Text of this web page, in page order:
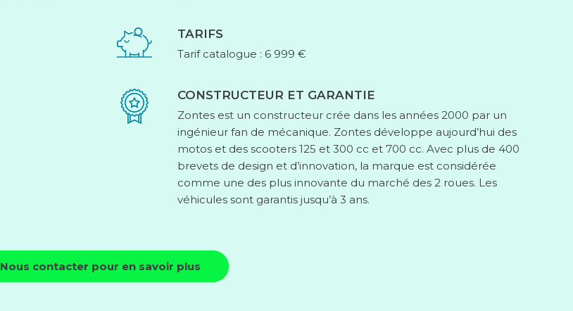
TARIFS
Tarif catalogue : 6 999 €
CONSTRUCTEUR ET GARANTIE
Zontes est un constructeur crée dans les années 2000 par un
ingénieur fan de mécanique. Zontes développe aujourd’hui des
motos et des scooters 125 et 300 cc et 700 cc. Avec plus de 400
brevets de design et d’innovation, la marque est considérée
comme une des plus innovante du marché des 2 roues. Les
véhicules sont garantis jusqu’à 3 ans.
Nous contacter pour en savoir plus